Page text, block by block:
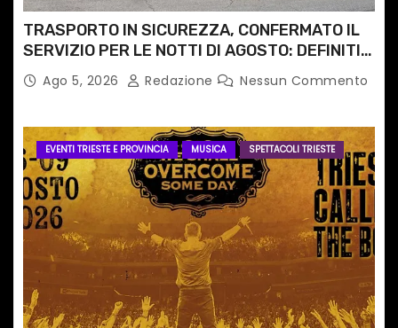
TRASPORTO IN SICUREZZA, CONFERMATO IL
SERVIZIO PER LE NOTTI DI AGOSTO: DEFINITI
PERCORSI, FERMATE E ORARIO
Ago 5, 2026 Redazione Nessun Commento
EVENTI TRIESTE E PROVINCIA MUSICA SPETTACOLI TRIESTE